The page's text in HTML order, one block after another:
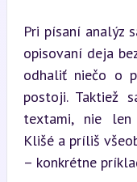
Pri písaní analýz
opisovaní deja
odhaliť niečo o
postoji. Taktiež
textami, nie len
Klišé a príliš
– konkrétne